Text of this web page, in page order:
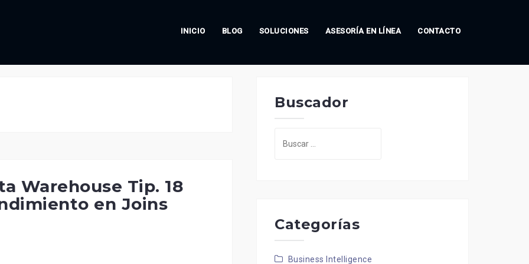
INICIO BLOG SOLUCIONES ASESORÍA EN LÍNEA CONTACTO
Warehouse Tip. 18
en Joins
Buscador
Categorías
Business Intelligence